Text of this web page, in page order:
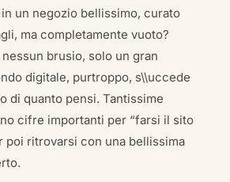
un negozio bellissimo, curato
ma completamente vuoto?
brusio, solo un gran
digitale, purtroppo, s\\uccede
di quanto pensi. Tantissime
cifre importanti per “farsi il sito
poi ritrovarsi con una bellissima